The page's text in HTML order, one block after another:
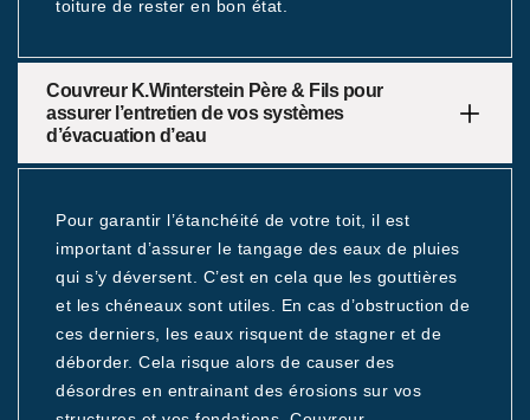
toiture de rester en bon état.
Couvreur K.Winterstein Père & Fils pour
assurer l’entretien de vos systèmes
d’évacuation d’eau
Pour garantir l’étanchéité de votre toit, il est
important d’assurer le tangage des eaux de pluies
qui s’y déversent. C’est en cela que les gouttières
et les chéneaux sont utiles. En cas d’obstruction de
ces derniers, les eaux risquent de stagner et de
déborder. Cela risque alors de causer des
désordres en entrainant des érosions sur vos